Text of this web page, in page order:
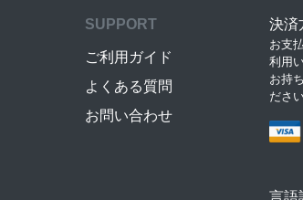
SUPPORT
ご利用ガイド
よくある質問
お問い合わせ
決済
お支
利用
お持
ださい
言語